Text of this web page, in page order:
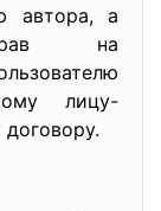
автора, а
прав на
лицу-